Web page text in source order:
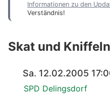
Informationen zu den
Verständnis!
Skat und Kniffeln
Sa. 12.02.2005
SPD Delingsdorf